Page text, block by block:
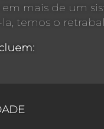
mais de um
temos o